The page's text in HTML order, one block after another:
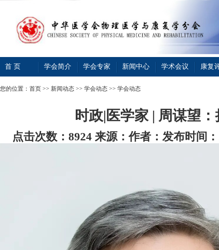
首 页 学会简介 学会专家 新闻中心 学术会议 康复
您的位置： 首页 >> 新闻动态 >> 学会动态 >> 学会动态
时政|医学家 | 周谋望
点击次数：8924 来源：作者： 发布时间